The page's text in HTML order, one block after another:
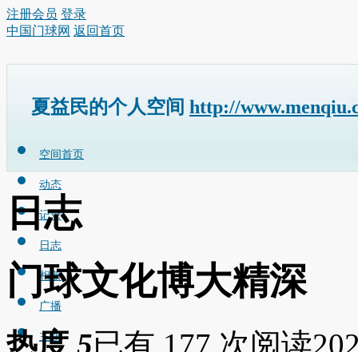
注册会员 登录
中国门球网 返回首页
夏益民的个人空间 http://
空间首页
动态
记录
日志
相册
广播
主题
日志
门球文化博大精深
热度 5已有 177 次阅读